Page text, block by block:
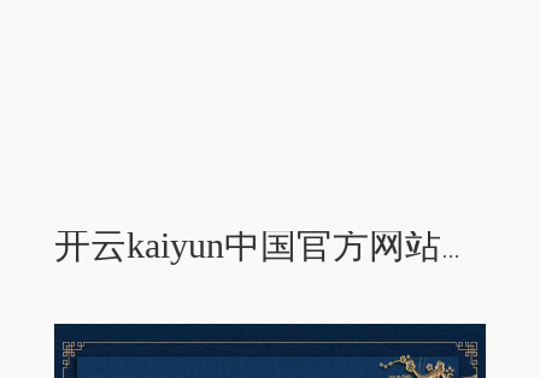
开云kaiyun中国官方网站阮某平涉嫌假冒退役少将、中科院院士身份造孽赚钱，已被刑拘-kaiyun网页登陆入口